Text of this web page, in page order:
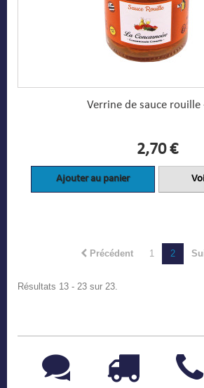
Verrine de sauce rouille
2,70 €
Ajouter au panier
Précédent 1 2
Résultats 13 - 23 sur 23.